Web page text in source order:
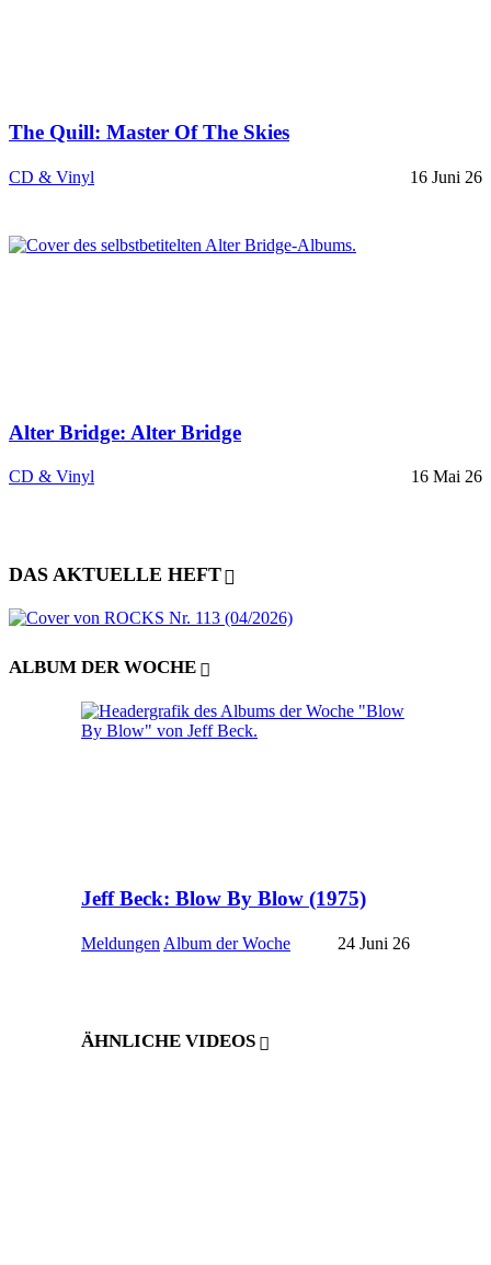
The Quill: Master Of The Skies
CD & Vinyl 16 Juni 26
Alter Bridge: Alter Bridge
CD & Vinyl 16 Mai 26
DAS AKTUELLE HEFT
ALBUM DER WOCHE
Jeff Beck: Blow By Blow (1975)
Meldungen Album der Woche 24 Juni 26
ÄHNLICHE VIDEOS